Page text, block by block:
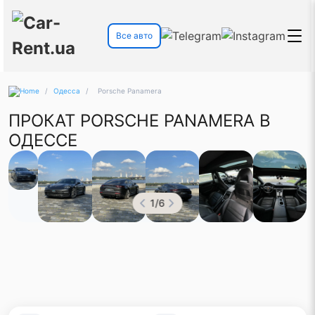
Все авто
/ Одесса / Porsche Panamera
ПРОКАТ PORSCHE PANAMERA В
ОДЕССЕ
1/6